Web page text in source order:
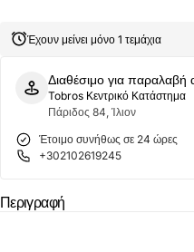
Horley
Tablet
999
Μαύρο
Tablet
999
Μαύρο
Έχουν μείνει μόνο 1 τεμάχια
Διαθέσιμο για
Tobros Κεντρικό Κατάστημα
Πάριδος 84, Ίλιον
Έτοιμο συνήθως σε 24 ώρες
+302102619245
Περιγραφή